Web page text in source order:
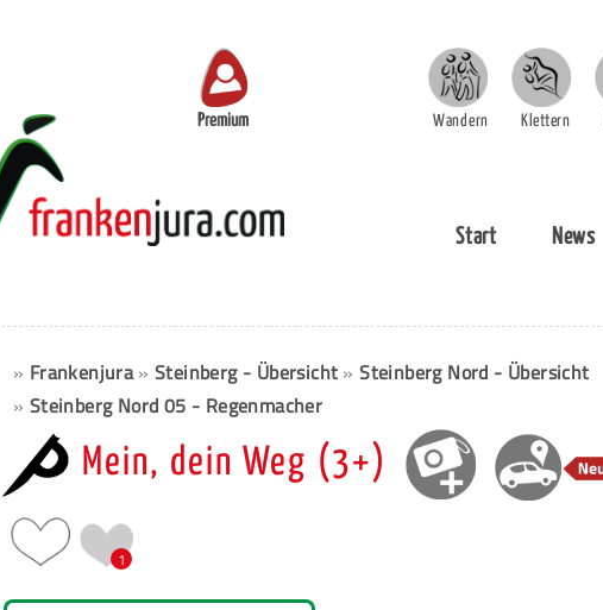
Premium Wandern Klettern
Start News
» Frankenjura»Steinberg - Übersicht »Steinberg Nord - Übersicht
» Steinberg Nord 05 - Regenmacher
Mein, dein Weg (3+)
1